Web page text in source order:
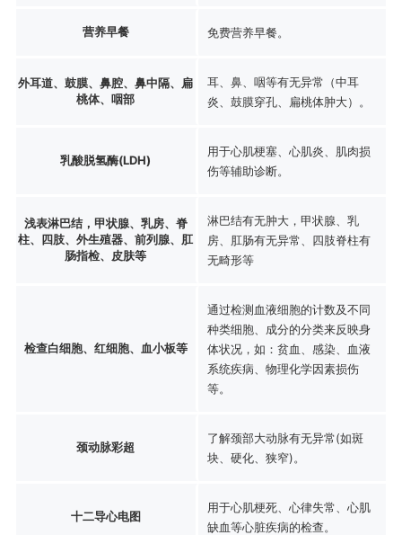
营养早餐 免费营养早餐。
外耳道、鼓膜、鼻腔、鼻中隔、扁
桃体、咽部
耳、鼻、咽等有无异常（中耳
炎、鼓膜穿孔、扁桃体肿大）。
乳酸脱氢酶(LDH)
用于心肌梗塞、心肌炎、肌肉损
伤等辅助诊断。
浅表淋巴结，甲状腺、乳房、脊
柱、四肢、外生殖器、前列腺、肛
肠指检、皮肤等
淋巴结有无肿大，甲状腺、乳
房、肛肠有无异常、四肢脊柱有
无畸形等
检查白细胞、红细胞、血小板等
通过检测血液细胞的计数及不同
种类细胞、成分的分类来反映身
体状况，如：贫血、感染、血液
系统疾病、物理化学因素损伤
等。
颈动脉彩超
了解颈部大动脉有无异常(如斑
块、硬化、狭窄)。
十二导心电图
用于心肌梗死、心律失常、心肌
缺血等心脏疾病的检查。